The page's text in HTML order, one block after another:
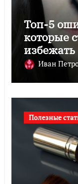
Топ-5
которые
избежать
Иван
Полезные